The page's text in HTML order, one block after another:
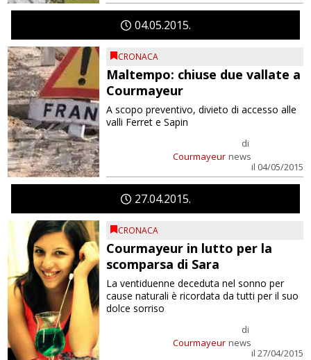
0405 2015
CRONACA
Maltempo: chiuse due vallate a
Courmayeur
Courmayeur
di
news
il 04/05/2015
A scopo preventivo, divieto di accesso alle
valli Ferret e Sapin
2704 2015
CRONACA
Courmayeur in lutto per la
scomparsa di Sara
Courmayeur
di
news
il 27/04/2015
La ventiduenne deceduta nel sonno per
cause naturali è ricordata da tutti per il suo
dolce sorriso